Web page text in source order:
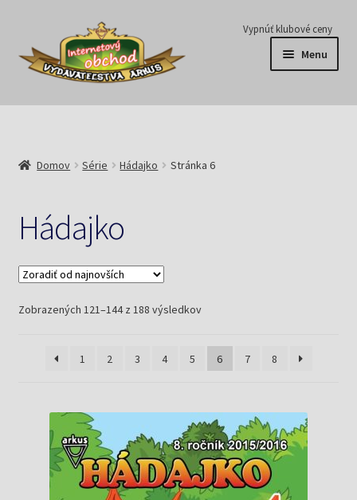
Preskočiť
navigáciu
Preskočiť
obsah
Vypnúť klubové ceny
Menu
Série
Predplatné
Pripravujeme
Pre školy
Knižný klub
Domov Série Hádajko Stránka 6
Hádajko
Zobrazených 121–144 z 188 výsledkovZoradené
najnovších
1
2 3 4 5 6 7 8